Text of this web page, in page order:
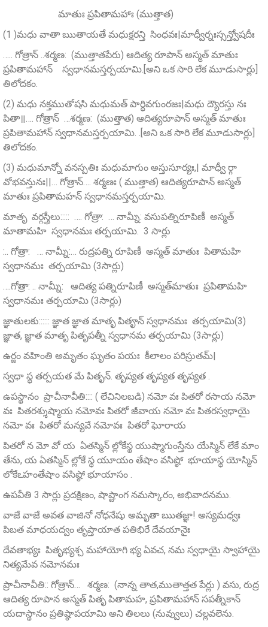
మాతుః ప్రపితామహాః (ముత్తాత)
(1 )మధు వాతా ఋతాయతే మధుక్షరన్తి సింధవః|మాధ్వీర్నఃస్సన్త్వోషదీః
….. గోత్రాన్ ..శర్మణ: (ముత్తాతపేరు) ఆదిత్య రూపాన్‌ అస్మత్‌ మాతుః
ప్రపితామహాన్ స్వధానమస్తర్పయామి.[అని ఒక సారి లేక మూడుసార్లు]
తిలోదకం.
(2) మధు నక్తముతోషసి మధుమత్‌ పార్ధివగుంరజః|మధు ద్యౌరస్తు నః
పితా॥…. గోత్రాన్ …శర్మణ: (ముత్తాత) ఆదిత్యరూపాన్‌ అస్మత్‌ మాతుః
ప్రపితామహాన్‌ స్వధానమస్తర్పయామి. .[అని ఒక సారి లేక మూడుసార్లు]
తిలోదకం.
(3) మధుమాన్నో వనస్పతిః మధుమాగుం అస్తుసూర్యః,| మాధ్వీ ర్గా
వోభవన్తునః||… గోత్రాన్…. శర్మణః ( ముత్తాత) ఆదిత్యరూపాన్‌ అస్మత్‌
మాతుః ప్రపితామహన్‌ స్వధానమస్తర్పయామి.
మాతృ వర్గస్త్రీలు::::: …. గోత్రా: … నామ్నీ: వసుపత్నిరూపిణీ అస్మత్‌
మాతామహి స్వధానమః తర్పయామి. 3 సార్లు
:.. గోత్రా: … నామ్నీ:… రుద్రపత్ని రూపిణీ అస్మత్‌ మాతుః పితామహి
స్వధానమః తర్పయామి (3సార్లు)
….గోత్రా: .. నామ్నీ: ఆదిత్య పత్నిరూపిణీ అస్మత్‌మాతుః ప్రపితామహి
స్వధానమః తర్పయామి (3సార్లు)
జ్ఞాతులకు:::::: జ్ఞాత జ్ఞాత మాతృ పితౄన్‌ స్వధానమః తర్పయామి(3)
జ్ఞాత, జ్ఞాత మాతృ పితృపత్నీ స్వధానమ తర్పయామి (3సార్లు)
ఉర్జం వహింతి అమృతం ఘృతం పయః కీలాలం పరిస్రుతమ్‌|
స్వధా స్థ తర్పయత మే పితృన్‌. తృప్యత తృప్యత తృప్యత .
ఉపస్థానం ప్రాచీనావీతి:::: ( లేచినిలబడి) నమో వః పితరో రసాయ నమో
వః పితరశ్శుష్మాయ నమోవః పితరో జీవాయ నమో వః పితరస్వధాయై
నమో వః పితరో మన్యవే నమోవః పితరో ఘోరాయ
పితరో న మో వో య ఏతస్మిన్ ల్లోకేస్థ యుష్మాగుంస్తేను యేస్మిన్ లేకే మాం
తేను, య ఏతస్మిన్ ల్లోకే స్థ యూయం తేషాం వసిష్ఠో భూయాస్థ యోస్మిన్
లోకేఽహంతేషాం వసిష్ఠో భూయాసం .
ఉపవీతి 3 సార్లు ప్రదక్షిణం, షాష్టాంగ నమస్కారం, అభివాదనము.
వాజే వాజే అవత వాజినో నోధనేషు అమృతా ఋతజ్ఞా! అస్యమధ్వః
పిబత మాధయద్వం తృప్తాయాత పతిభిరే దేవయానైః
దేవతాభ్యః పితృభ్యశ్చ మహాయోగి భ్య ఏవచ, నమ స్వధాయై స్వాహాయై
నిత్యమేవ నమోనమః
ప్రాచీనావీతి:: గోత్రాన్… శర్మణ: (నాన్న తాత,ముతాత్తత పేర్లు ) వసు, రుద్ర
ఆదిత్య రూపాన అస్మత్‌ పితృ పితామహ, ప్రపితామహాన్‌ సపత్నీకాన్‌
యదాస్థానం ప్రతిష్ఠాపయామి అని తిలలు (నువ్వులు) చల్లవలెను.